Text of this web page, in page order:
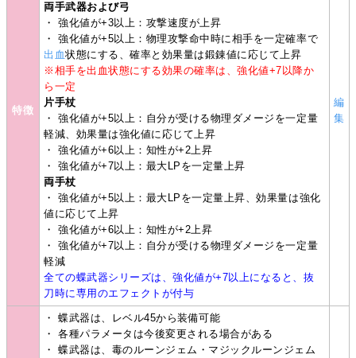
特徴
両手武器および弓
・ 強化値が+3以上：攻撃速度が上昇
・ 強化値が+5以上：物理攻撃命中時に相手を一定確率で
出血状態にする、確率と効果量は鍛錬値に応じて上昇
※相手を出血状態にする効果の確率は、強化値+7以降か
ら一定
片手杖
・ 強化値が+5以上：自分が受ける物理ダメージを一定量
軽減、効果量は強化値に応じて上昇
・ 強化値が+6以上：知性が+2上昇
・ 強化値が+7以上：最大LPを一定量上昇
両手杖
・ 強化値が+5以上：最大LPを一定量上昇、効果量は強化
値に応じて上昇
・ 強化値が+6以上：知性が+2上昇
・ 強化値が+7以上：自分が受ける物理ダメージを一定量
軽減
全ての蝶武器シリーズは、強化値が+7以上になると、抜
刀時に専用のエフェクトが付与
編
集
・ 蝶武器は、レベル45から装備可能
・ 各種パラメータは今後変更される場合がある
・ 蝶武器は、毒のルーンジェム・マジックルーンジェム